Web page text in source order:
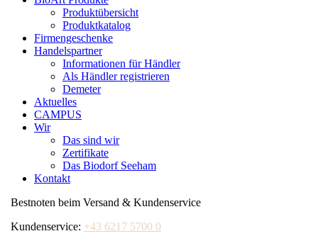
Produktübersicht
Produktkatalog
Firmengeschenke
Handelspartner
Informationen für Händler
Als Händler registrieren
Demeter
Aktuelles
CAMPUS
Wir
Das sind wir
Zertifikate
Das Biodorf Seeham
Kontakt
Bestnoten beim Versand & Kundenservice
Kundenservice: +43 6217 5700 0